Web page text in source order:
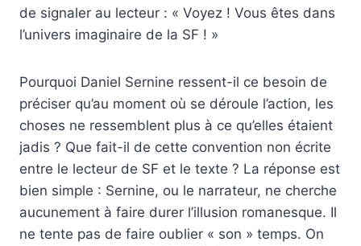
de signaler au lecteur : « Voyez ! Vous êtes dans
l’univers imaginaire de la SF ! »
Pourquoi Daniel Sernine ressent-il ce besoin de
préciser qu’au moment où se déroule l’action, les
choses ne ressemblent plus à ce qu’elles étaient
jadis ? Que fait-il de cette convention non écrite
entre le lecteur de SF et le texte ? La réponse est
bien simple : Sernine, ou le narrateur, ne cherche
aucunement à faire durer l’illusion romanesque. Il
ne tente pas de faire oublier « son » temps. On